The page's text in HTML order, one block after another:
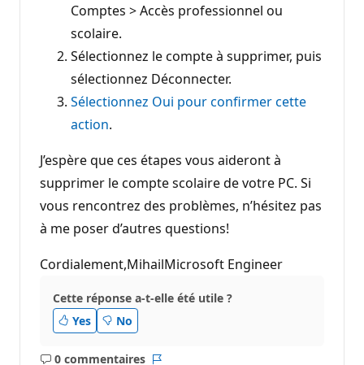
Comptes > Accès professionnel ou
scolaire.
Sélectionnez le compte à supprimer, puis
sélectionnez Déconnecter.
Sélectionnez Oui pour confirmer cette
action.
J’espère que ces étapes vous aideront à
supprimer le compte scolaire de votre PC. Si
vous rencontrez des problèmes, n’hésitez pas
à me poser d’autres questions!
Cordialement,MihailMicrosoft Engineer
Cette réponse a-t-elle été utile ?
Yes
No
0 commentaires